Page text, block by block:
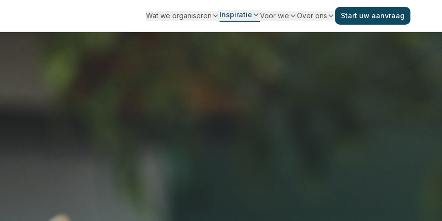
Wat we organiseren Inspiratie Voor wie Over ons Start uw aanvraag